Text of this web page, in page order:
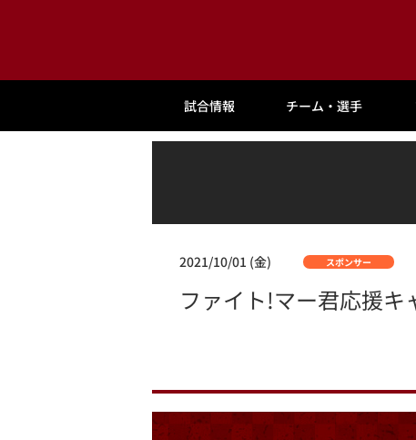
試合情報 チーム・選手
2021/10/01 (金) スポンサー
ファイト!マー君応援